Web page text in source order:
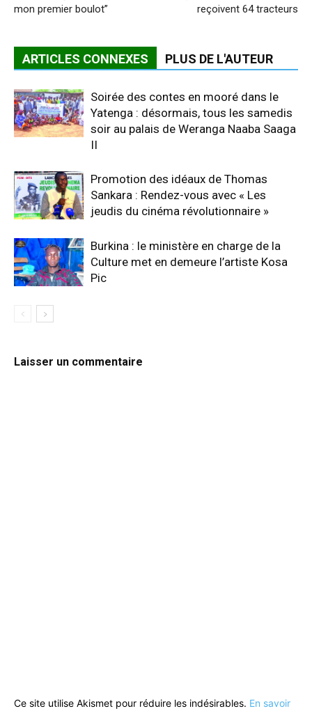
mon premier boulot”
reçoivent 64 tracteurs
ARTICLES CONNEXES PLUS DE L'AUTEUR
Soirée des contes en mooré dans le
Yatenga : désormais, tous les samedis
soir au palais de Weranga Naaba Saaga
II
Promotion des idéaux de Thomas
Sankara : Rendez-vous avec « Les
jeudis du cinéma révolutionnaire »
Burkina : le ministère en charge de la
Culture met en demeure l’artiste Kosa
Pic
Laisser un commentaire
Ce site utilise Akismet pour réduire les indésirables. En savoir